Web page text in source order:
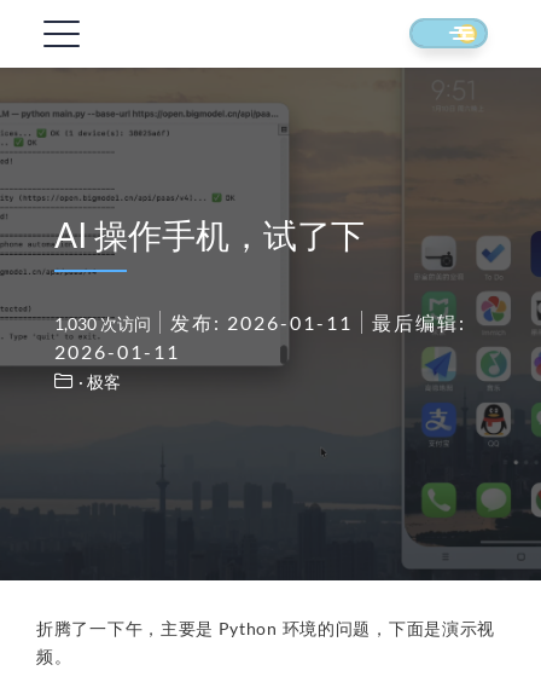
AI 操作手机，试了下
1,030 次访问 发布: 2026-01-11
最后编辑:
2026-01-11
· 极客
折腾了一下午，主要是 Python 环境的问题，下面是演示视
频。